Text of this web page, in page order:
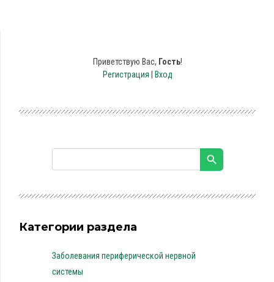
Приветствую Вас, Гость!
Регистрация
Вход
Категории раздела
Заболевания периферической нервной
системы